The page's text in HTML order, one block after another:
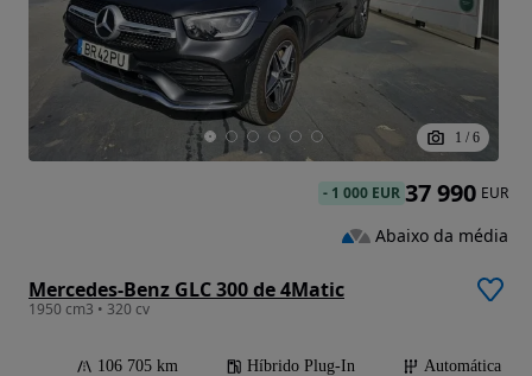
1 / 6
Mercedes-Benz GLC 300 de 4Matic
1950 cm3 • 320 cv
106 705 km Híbrido Plug-In
Automática
- 1 000 EUR 37 990 EUR
Abaixo da média